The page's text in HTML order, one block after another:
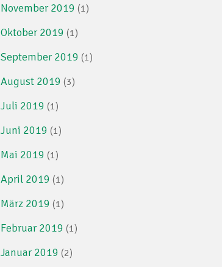
November 2019 (1)
Oktober 2019 (1)
September 2019 (1)
August 2019 (3)
Juli 2019 (1)
Juni 2019 (1)
Mai 2019 (1)
April 2019 (1)
März 2019 (1)
Februar 2019 (1)
Januar 2019 (2)